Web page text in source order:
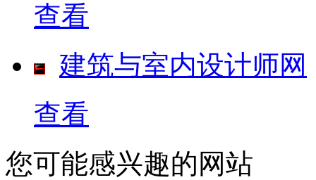
查看
建筑与室内设计师网
查看
您可能感兴趣的网站